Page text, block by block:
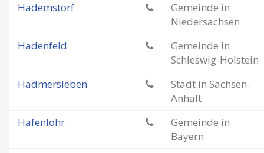
Hademstorf
Gemeinde in
Niedersachsen
Hadenfeld
Gemeinde in
Schleswig-Holstein
Hadmersleben
Stadt in Sachsen-
Anhalt
Hafenlohr
Gemeinde in
Bayern